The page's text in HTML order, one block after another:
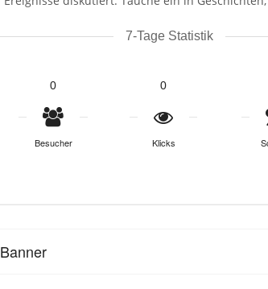
7-Tage Statistik
0
Besucher
0
Klicks
Banner